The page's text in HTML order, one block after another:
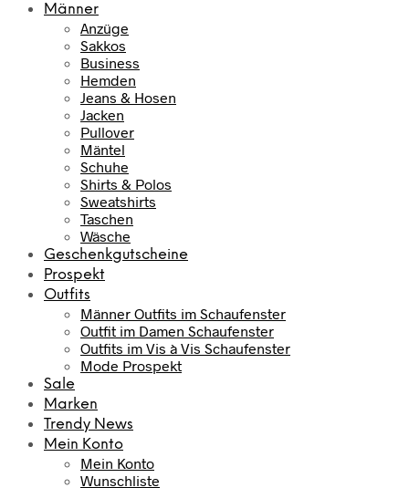
Männer
Anzüge
Sakkos
Business
Hemden
Jeans & Hosen
Jacken
Pullover
Mäntel
Schuhe
Shirts & Polos
Sweatshirts
Taschen
Wäsche
Geschenkgutscheine
Prospekt
Outfits
Männer Outfits im Schaufenster
Outfit im Damen Schaufenster
Outfits im Vis à Vis Schaufenster
Mode Prospekt
Sale
Marken
Trendy News
Mein Konto
Mein Konto
Wunschliste